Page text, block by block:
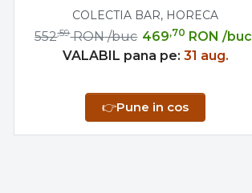
COLECTIA BAR, HORECA
469,70 RON /buc
552,59 RON /buc
VALABIL pana pe: 31 aug.
👉Pune in cos